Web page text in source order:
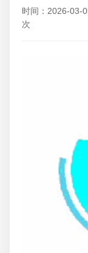
时间：2026-
次